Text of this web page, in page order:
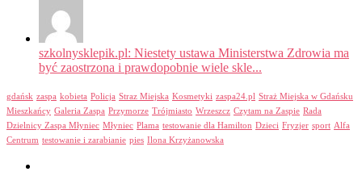
szkolnysklepik.pl: Niestety ustawa Ministerstwa Zdrowia ma
być zaostrzona i prawdopobnie wiele skle...
gdańsk zaspa kobieta Policja Straz Miejska Kosmetyki zaspa24.pl Straż Miejska w Gdańsku
Mieszkańcy Galeria Zaspa Przymorze Trójmiasto Wrzeszcz Czytam na Zaspie Rada
Dzielnicy Zaspa Młyniec Młyniec Plama testowanie dla Hamilton Dzieci Fryzjer sport Alfa
Centrum testowanie i zarabianie pies Ilona Krzyżanowska